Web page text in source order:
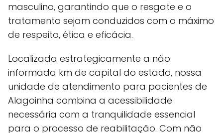
masculino, garantindo que o resgate e o
tratamento sejam conduzidos com o máximo
de respeito, ética e eficácia.
Localizada estrategicamente a não
informada km de capital do estado, nossa
unidade de atendimento para pacientes de
Alagoinha combina a acessibilidade
necessária com a tranquilidade essencial
para o processo de reabilitação. Com não